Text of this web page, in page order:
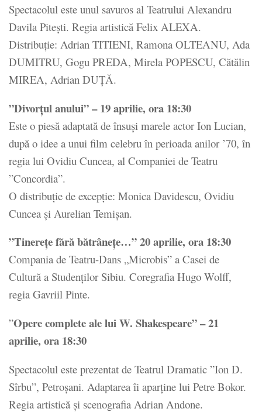
Spectacolul este unul savuros al Teatrului Alexandru
Davila Pitești. Regia artistică Felix ALEXA.
Distribuție: Adrian TITIENI, Ramona OLTEANU, Ada
DUMITRU, Gogu PREDA, Mirela POPESCU, Cătălin
MIREA, Adrian DUȚĂ.
”Divorțul anului” – 19 aprilie, ora 18:30
Este o piesă adaptată de însuși marele actor Ion Lucian,
după o idee a unui film celebru în perioada anilor ’70, în
regia lui Ovidiu Cuncea, al Companiei de Teatru
”Concordia”.
O distribuție de excepție: Monica Davidescu, Ovidiu
Cuncea și Aurelian Temișan.
”Tinerețe fără bătrânețe…” 20 aprilie, ora 18:30
Compania de Teatru-Dans „Microbis” a Casei de
Cultură a Studenților Sibiu. Coregrafia Hugo Wolff,
regia Gavriil Pinte.
”Opere complete ale lui W. Shakespeare” – 21
aprilie, ora 18:30
Spectacolul este prezentat de Teatrul Dramatic ”Ion D.
Sîrbu”, Petroșani. Adaptarea îi aparține lui Petre Bokor.
Regia artistică și scenografia Adrian Andone.